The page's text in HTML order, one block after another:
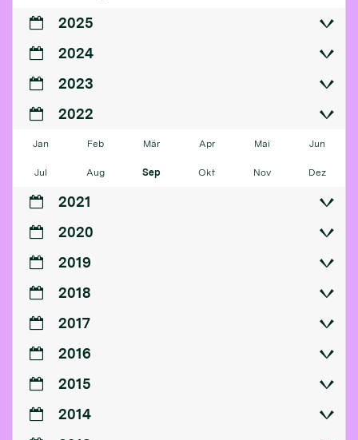
2025
2024
2023
2022
Jan Feb Mär Apr Mai Jun
Jul Aug Sep Okt Nov Dez
2021
2020
2019
2018
2017
2016
2015
2014